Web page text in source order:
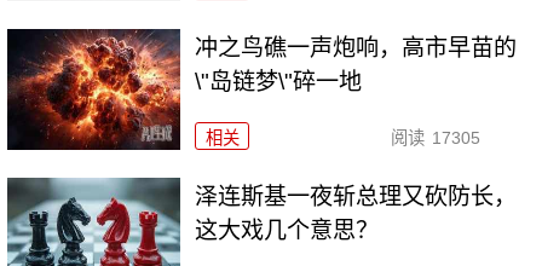
冲之鸟礁一声炮响，高市早苗的
\"岛链梦\"碎一地
相关 阅读 17305
泽连斯基一夜斩总理又砍防长，
这大戏几个意思？